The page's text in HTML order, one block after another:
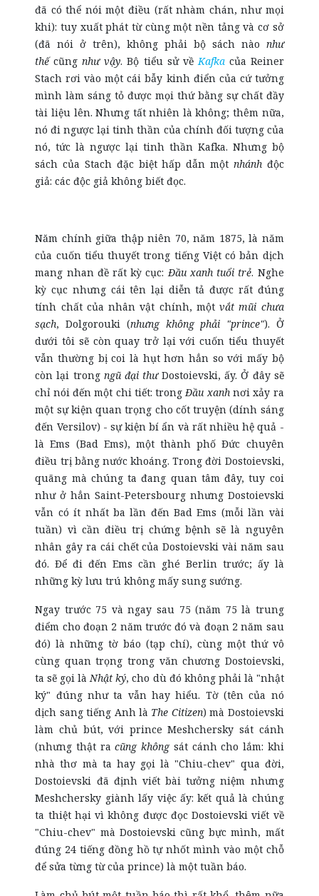
đã có thể nói một điều (rất nhàm chán, như mọi
khi): tuy xuất phát từ cùng một nền tảng và cơ sở
(đã nói ở trên), không phải bộ sách nào như
thếcũngnhư vậy. Bộ tiểu sử vềKafkacủa Reiner
Stach rơi vào một cái bẫy kinh điển của cứ tưởng
mình làm sáng tỏ được mọi thứ bằng sự chất đầy
tài liệu lên. Nhưng tất nhiên là không; thêm nữa,
nó đi ngược lại tinh thần của chính đối tượng của
nó, tức là ngược lại tinh thần Kafka. Nhưng bộ
sách của Stach đặc biệt hấp dẫn một nhánhđộc
giả: các độc giả không biết đọc.
Năm chính giữa thập niên 70, năm 1875, là năm
của cuốn tiểu thuyết trong tiếng Việt có bản dịch
mang nhan đề rất kỳ cục:Đầu xanh tuổi trẻ. Nghe
kỳ cục nhưng cái tên lại diễn tả được rất đúng
tính chất của nhân vật chính, mộtvắt mũi chưa
sạch, Dolgorouki (nhưng không phải "prince"). Ở
dưới tôi sẽ còn quay trở lại với cuốn tiểu thuyết
vẫn thường bị coi là hụt hơn hẳn so với mấy bộ
còn lại trong ngũ đại thưDostoievski, ấy. Ở đây sẽ
chỉ nói đến một chi tiết: trongĐầu xanhnơi xảy ra
một sự kiện quan trọng cho cốt truyện (dính sáng
đến Versilov) - sự kiện bí ẩn và rất nhiều hệ quả -
là Ems (Bad Ems), một thành phố Đức chuyên
điều trị bằng nước khoáng. Trong đời Dostoievski,
quãng mà chúng ta đang quan tâm đây, tuy coi
như ở hẳn Saint-Petersbourg nhưng Dostoievski
vẫn có ít nhất ba lần đến Bad Ems (mỗi lần vài
tuần) vì cần điều trị chứng bệnh sẽ là nguyên
nhân gây ra cái chết của Dostoievski vài năm sau
đó. Để đi đến Ems cần ghé Berlin trước; ấy là
những kỳ lưu trú không mấy sung sướng.
Ngay trước 75 và ngay sau 75 (năm 75 là trung
điểm cho đoạn 2 năm trước đó và đoạn 2 năm sau
đó) là những tờ báo (tạp chí), cùng một thứ vô
cùng quan trọng trong văn chương Dostoievski,
ta sẽ gọi làNhật ký, cho dù đó không phải là "nhật
ký" đúng như ta vẫn hay hiểu. Tờ (tên của nó
dịch sang tiếng Anh là The Citizen) mà Dostoievski
làm chủ bút, với prince Meshchersky sát cánh
(nhưng thật racũng khôngsát cánh cho lắm: khi
nhà thơ mà ta hay gọi là "Chiu-chev" qua đời,
Dostoievski đã định viết bài tưởng niệm nhưng
Meshchersky giành lấy việc ấy: kết quả là chúng
ta thiệt hại vì không được đọc Dostoievski viết về
"Chiu-chev" mà Dostoievski cũng bực mình, mất
đúng 24 tiếng đồng hồ tự nhốt mình vào một chỗ
để sửa từng từ của prince) là một tuần báo.